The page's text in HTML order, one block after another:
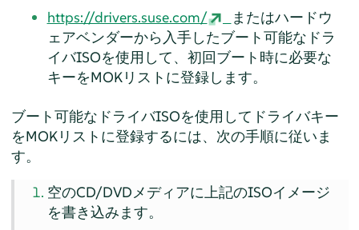
https://drivers.suse.com/
またはハードウ
ェアベンダーから入手したブート可能なドラ
イバISOを使用して、初回ブート時に必要な
キーをMOKリストに登録します。
ブート可能なドライバISOを使用してドライバキー
をMOKリストに登録するには、次の手順に従いま
す。
空のCD/DVDメディアに上記のISOイメージ
を書き込みます。